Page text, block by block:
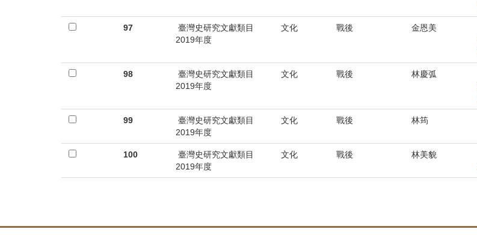
97
臺灣史研究文獻類目
2019年度
文化 戰後 金恩美
98
臺灣史研究文獻類目
2019年度
文化 戰後 林慶弧
99
臺灣史研究文獻類目
2019年度
文化 戰後 林筠
100
臺灣史研究文獻類目
2019年度
文化 戰後 林美貌